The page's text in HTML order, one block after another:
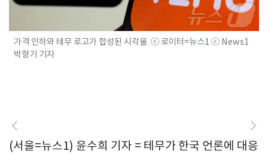
가격 인하와 테무 로고가 합성된 시각물. ⓒ 로이터=뉴스1 ⓒ News1
박형기 기자
(서울=뉴스1) 윤수희 기자 = 테무가 한국 언론에 대응